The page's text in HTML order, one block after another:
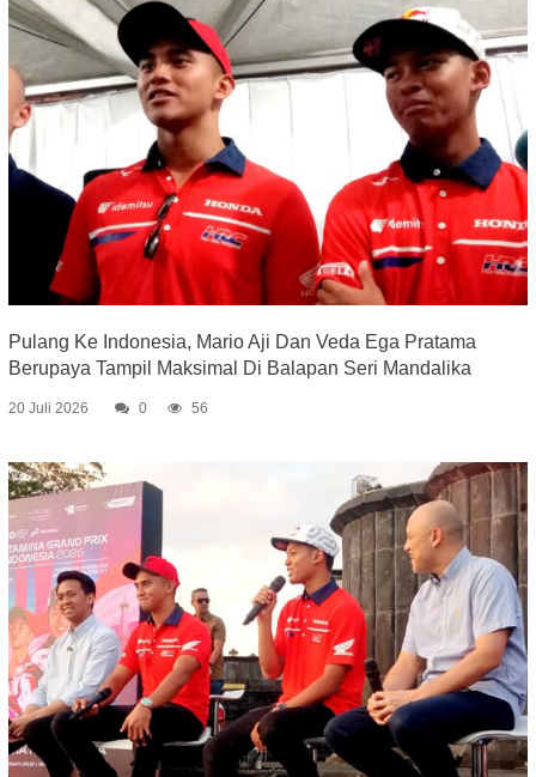
Pulang Ke Indonesia, Mario Aji Dan Veda Ega Pratama
Berupaya Tampil Maksimal Di Balapan Seri Mandalika
20 Juli 2026 0 56